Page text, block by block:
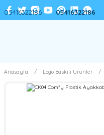
Anasayfa Logo Baskılı Ürünler
05416322186 05416322186